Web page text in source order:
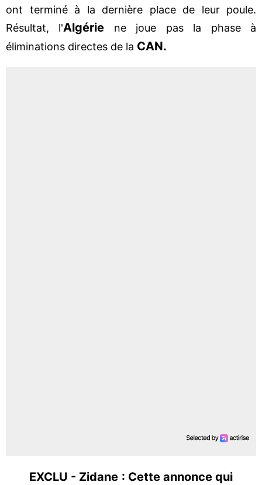
ont terminé à la dernière place de leur poule.
Résultat, l'Algérie ne joue pas la phase à
éliminations directes de la CAN.
EXCLU - Zidane : Cette annonce qui